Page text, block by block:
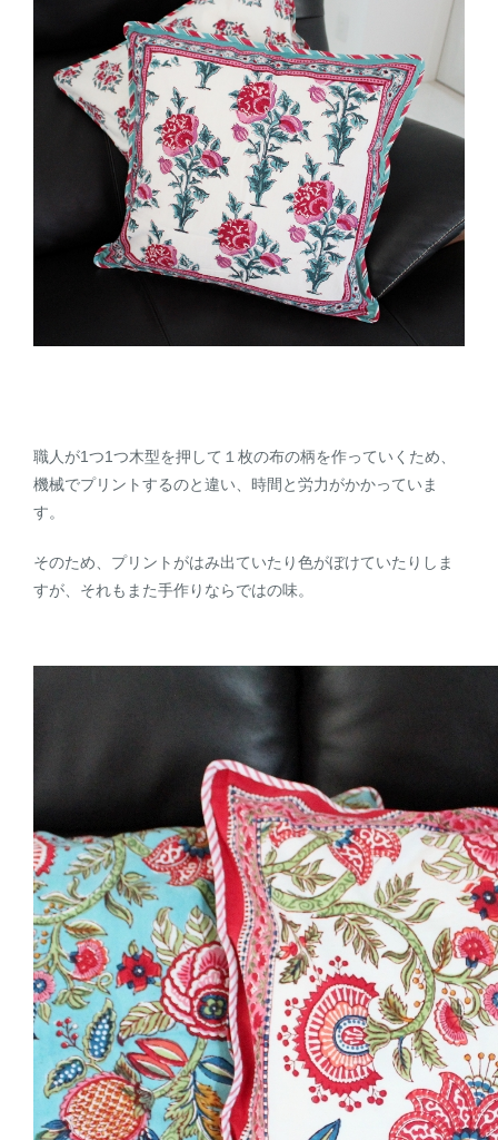
職人が1つ1つ木型を押して１枚の布の柄を作っていくため、
機械でプリントするのと違い、時間と労力がかかっていま
す。
そのため、プリントがはみ出ていたり色がぼけていたりしま
すが、それもまた手作りならではの味。